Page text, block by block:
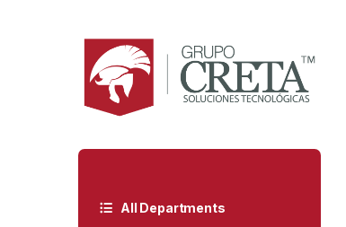
All Departments